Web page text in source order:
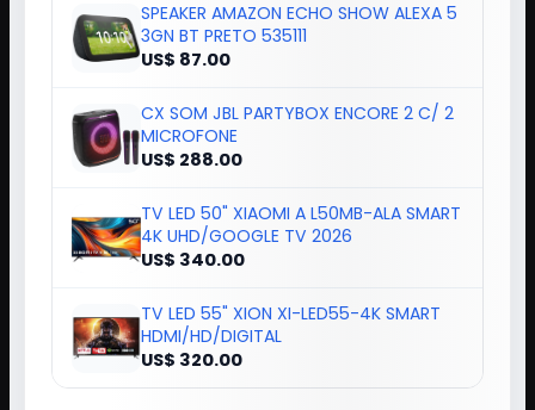
SPEAKER AMAZON ECHO SHOW ALEXA 5
3GN BT PRETO 535111
US$ 87.00
CX SOM JBL PARTYBOX ENCORE 2 C/ 2
MICROFONE
US$ 288.00
TV LED 50" XIAOMI A L50MB-ALA SMART
4K UHD/GOOGLE TV 2026
US$ 340.00
TV LED 55" XION XI-LED55-4K SMART
HDMI/HD/DIGITAL
US$ 320.00